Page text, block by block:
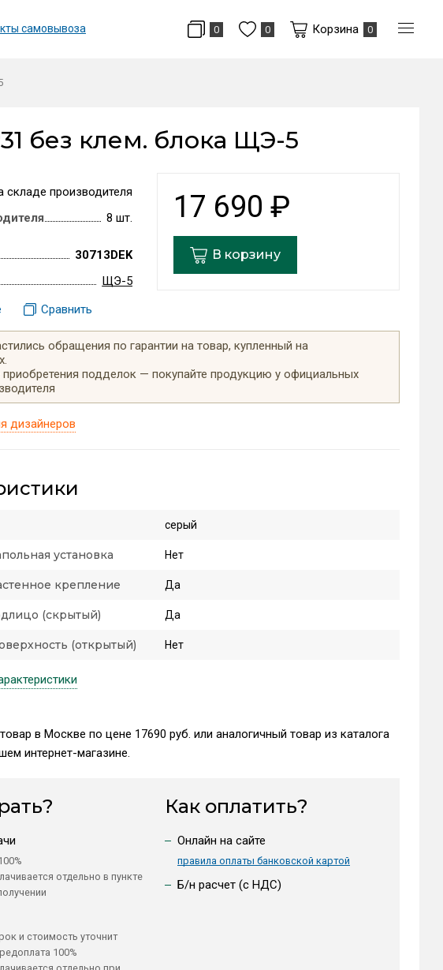
самовывоза 0 0 Корзина 0
без клем. блока ЩЭ-5
17 690 ₽
В корзину
складе производителя
8 шт.
30713DEK
ЩЭ-5
Сравнить
обращения по гарантии на товар, купленный на
подделок — покупайте продукцию у официальных
дизайнеров
серый
установка Нет
крепление Да
(скрытый) Да
(открытый) Нет
в Москве по цене 17690 руб. или аналогичный товар из каталога
интернет-магазине.
отдельно в пункте
и стоимость уточнит
100%
Как оплатить?
Онлайн на сайте
правила оплаты банковской картой
Б/н расчет (c НДС)